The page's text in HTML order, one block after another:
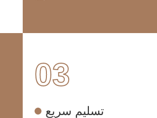
03
تسليم سريع